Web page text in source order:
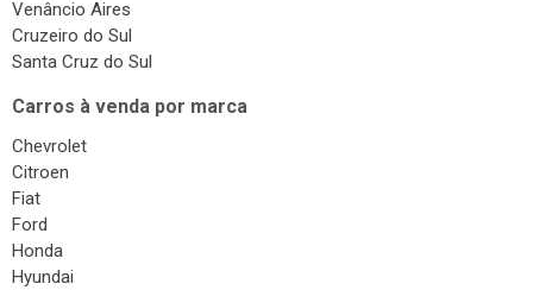
Venâncio Aires
Cruzeiro do Sul
Santa Cruz do Sul
Carros à venda por marca
Chevrolet
Citroen
Fiat
Ford
Honda
Hyundai